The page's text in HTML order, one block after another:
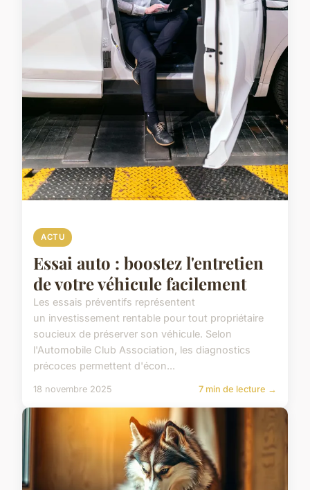
ACTU
Essai auto : boostez l'entretien
de votre véhicule facilement
Les essais préventifs représentent
un investissement rentable pour tout propriétaire
soucieux de préserver son véhicule. Selon
l'Automobile Club Association, les diagnostics
précoces permettent d'écon...
18 novembre 2025 7 min de lecture →